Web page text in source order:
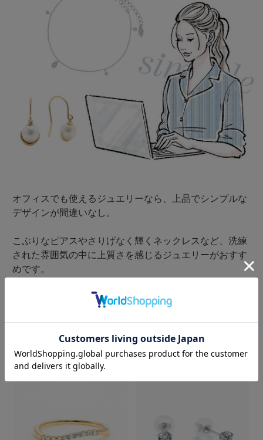
オフィスでも使えるジュエリーなら、上品でシンプルな
デザインが間違いなし。
こぶりなピアスやさりげなく輝くネックレスなど、洗練
された雰囲気の中に上質さを感じるジュエリーがおすす
めです。
知的で落ち着いた輝きのプラチナ、凛と華やぐイエロー
ゴールド、肌なじみがよく優しい印象のピンクゴールド
など、お相手の雰囲気にあわせて素材を選ぶのもポイン